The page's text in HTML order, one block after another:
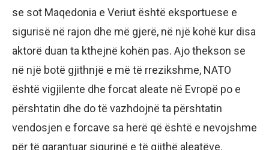
se sot Maqedonia e Veriut është eksportuese e
sigurisë në rajon dhe më gjerë, në një kohë kur disa
aktorë duan ta kthejnë kohën pas. Ajo thekson se
në një botë gjithnjë e më të rrezikshme, NATO
është vigjilente dhe forcat aleate në Evropë po e
përshtatin dhe do të vazhdojnë ta përshtatin
vendosjen e forcave sa herë që është e nevojshme
për të garantuar sigurinë e të gjithë aleatëve.